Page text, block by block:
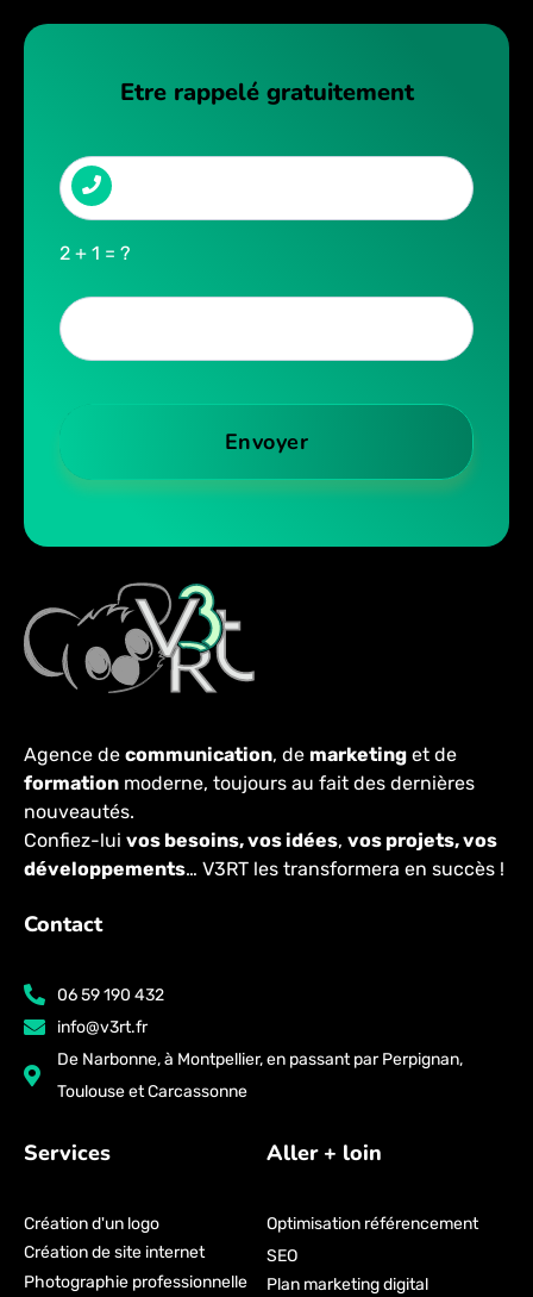
Etre rappelé gratuitement
2 + 1 = ?
Agence de communication, de marketing et de
formation moderne, toujours au fait des dernières
nouveautés.
Confiez-lui vos besoins,vos idées, vos projets, vos
développements… V3RT les transformera en succès !
Contact
06 59 190 432
info@v3rt.fr
De Narbonne, à Montpellier, en passant par Perpignan,
Toulouse et Carcassonne
Services
Création d'un logo
Création de site internet
Photographie professionnelle
Aller + loin
Optimisation référencement
SEO
Plan marketing digital